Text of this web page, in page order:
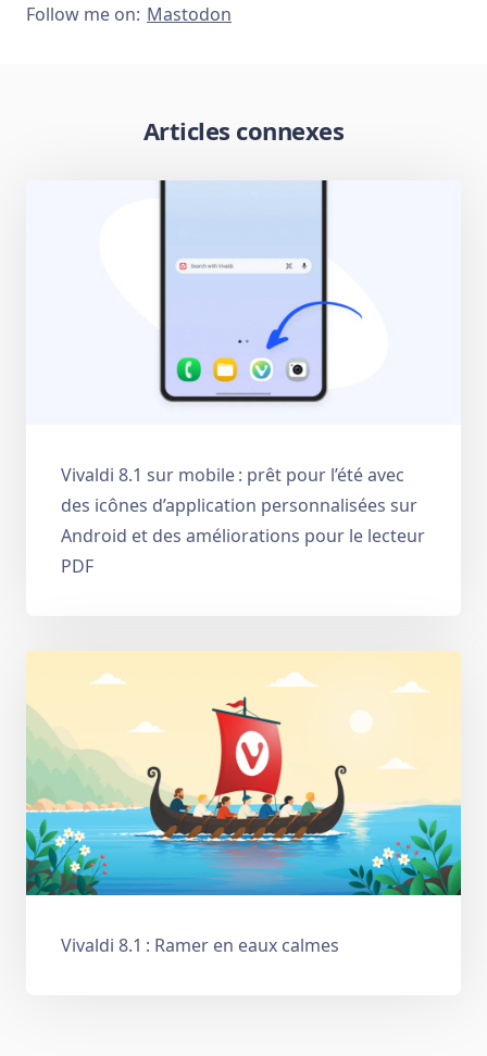
Follow me on: Mastodon
Articles connexes
Vivaldi 8.1 sur mobile : prêt pour l’été avec
des icônes d’application personnalisées sur
Android et des améliorations pour le lecteur
PDF
Vivaldi 8.1 : Ramer en eaux calmes